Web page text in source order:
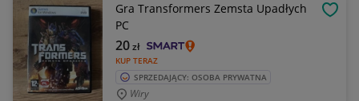
Gra Transformers Zemsta Upadłych
PC
KUP TERAZ
20zł
SPRZEDAJĄCY: OSOBA PRYWATNA
Wiry